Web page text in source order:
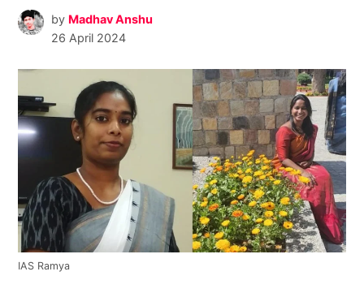
by Madhav Anshu
26 April 2024
IAS Ramya